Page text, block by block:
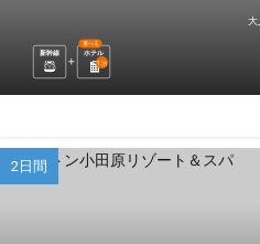
新幹線 ホテル
選べる
1 泊
大
2日間